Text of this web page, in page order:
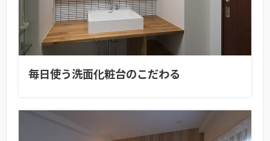
毎日使う洗面化粧台のこだわる